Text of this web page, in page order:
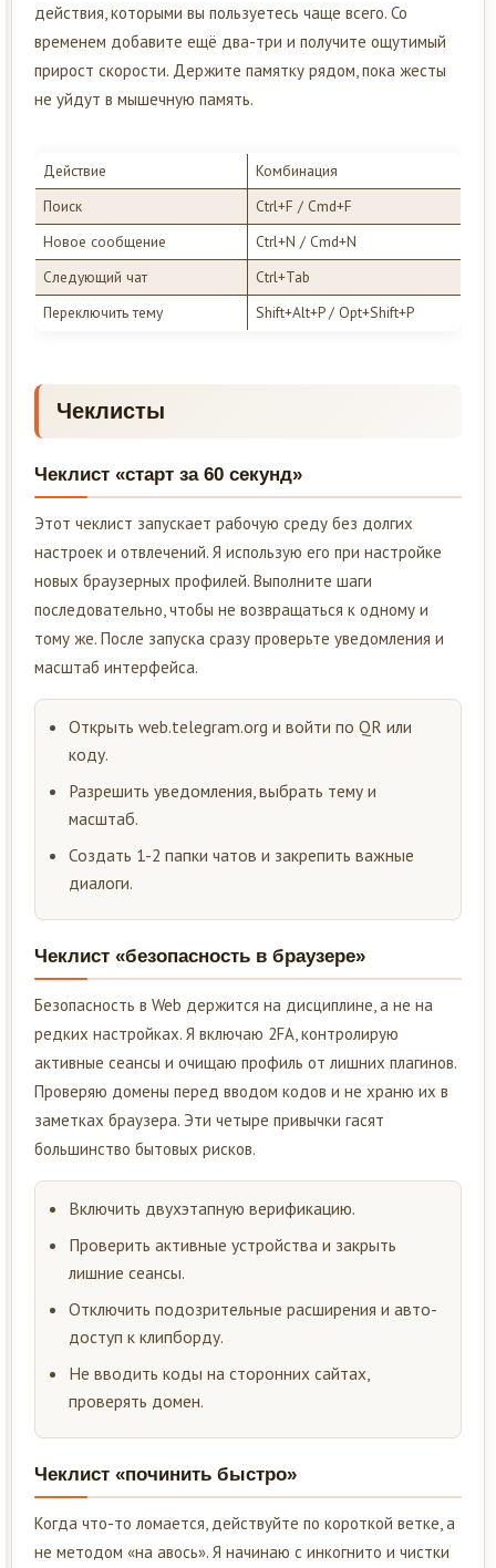
действия, которыми вы пользуетесь чаще всего. Со
временем добавите ещё два-три и получите ощутимый
прирост скорости. Держите памятку рядом, пока жесты
не уйдут в мышечную память.
Действие
Комбинация
Поиск
Ctrl+F / Cmd+F
Новое сообщение
Ctrl+N / Cmd+N
Следующий чат
Ctrl+Tab
Переключить тему
Shift+Alt+P / Opt+Shift+P
Чеклисты
Чеклист «старт за 60 секунд»
Этот чеклист запускает рабочую среду без долгих
настроек и отвлечений. Я использую его при настройке
новых браузерных профилей. Выполните шаги
последовательно, чтобы не возвращаться к одному и
тому же. После запуска сразу проверьте уведомления и
масштаб интерфейса.
Открыть web.telegram.org и войти по QR или
коду.
Разрешить уведомления, выбрать тему и
масштаб.
Создать 1-2 папки чатов и закрепить важные
диалоги.
Чеклист «безопасность в браузере»
Безопасность в Web держится на дисциплине, а не на
редких настройках. Я включаю 2FA, контролирую
активные сеансы и очищаю профиль от лишних плагинов.
Проверяю домены перед вводом кодов и не храню их в
заметках браузера. Эти четыре привычки гасят
большинство бытовых рисков.
Включить двухэтапную верификацию.
Проверить активные устройства и закрыть
лишние сеансы.
Отключить подозрительные расширения и авто-
доступ к клипборду.
Не вводить коды на сторонних сайтах,
проверять домен.
Чеклист «починить быстро»
Когда что-то ломается, действуйте по короткой ветке, а
не методом «на авось». Я начинаю с инкогнито и чистки